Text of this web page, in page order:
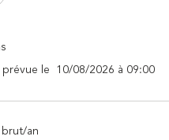
prévue le 10/08/2026 à 09:00
brut/an